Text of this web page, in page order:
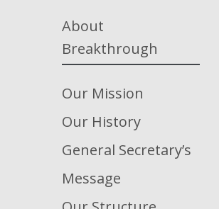
About
Breakthrough
Our Mission
Our History
General Secretary’s
Message